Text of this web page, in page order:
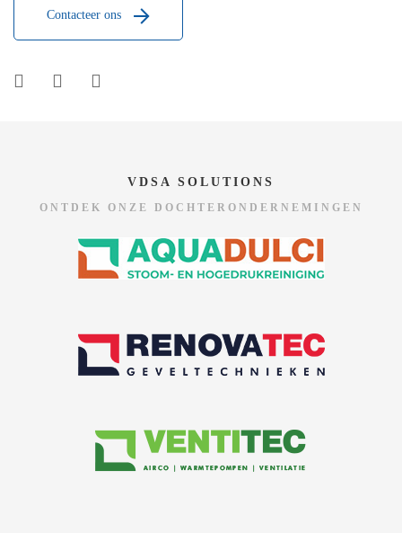
Contacteer ons
VDSA SOLUTIONS
ONTDEK ONZE DOCHTERONDERNEMINGEN